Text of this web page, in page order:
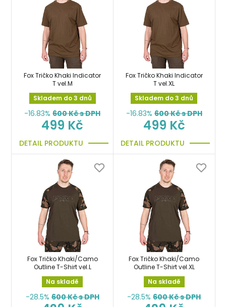
Fox Tričko Khaki Indicator
T vel.M
Skladem do 3 dnů
-16.83% 600Kč s DPH
499 Kč
DETAIL PRODUKTU
Fox Tričko Khaki Indicator
T vel.XL
Skladem do 3 dnů
-16.83% 600Kč s DPH
499 Kč
DETAIL PRODUKTU
Fox Tričko Khaki/Camo
Outline T-Shirt vel.L
Na skladě
-28.5% 600Kč s DPH
Fox Tričko Khaki/Camo
Outline T-Shirt vel.XL
Na skladě
-28.5% 600Kč s DPH